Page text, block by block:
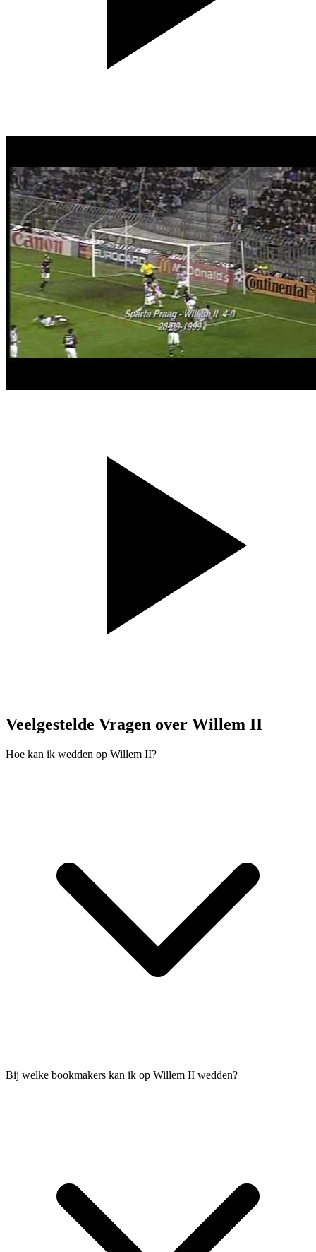
Veelgestelde Vragen over Willem II
Hoe kan ik wedden op Willem II?
Bij welke bookmakers kan ik op Willem II wedden?